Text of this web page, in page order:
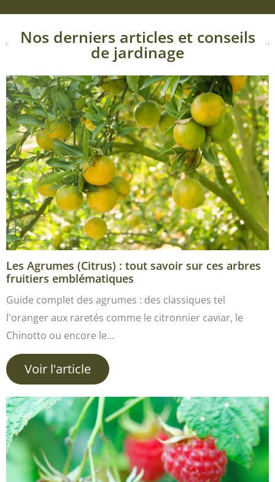
Nos derniers articles et conseils
de jardinage
Les Agrumes (Citrus) : tout savoir sur ces arbres
fruitiers emblématiques
Guide complet des agrumes : des classiques tel
l'oranger aux raretés comme le citronnier caviar, le
Chinotto ou encore le…
Voir l'article